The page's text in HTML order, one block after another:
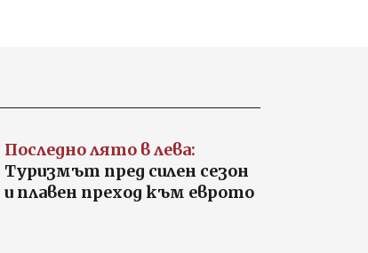
Последно лято в лева:
Туризмът пред силен сезон
и плавен преход към еврото